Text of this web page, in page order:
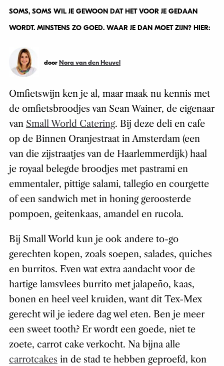
SOMS, SOMS WIL JE GEWOON DAT HET VOOR JE GEDAAN
WORDT. MINSTENS ZO GOED. WAAR JE DAN MOET ZIJN? HIER:
door Nora van den Heuvel
Omfietswijn ken je al, maar maak nu kennis met
de omfietsbroodjes van Sean Wainer, de eigenaar
van Small World Catering. Bij deze deli en cafe
op de Binnen Oranjestraat in Amsterdam (een
van die zijstraatjes van de Haarlemmerdijk) haal
je royaal belegde broodjes met pastrami en
emmentaler, pittige salami, tallegio en courgette
of een sandwich met in honing geroosterde
pompoen, geitenkaas, amandel en rucola.
Bij Small World kun je ook andere to-go
gerechten kopen, zoals soepen, salades, quiches
en burritos. Even wat extra aandacht voor de
hartige lamsvlees burrito met jalapeño, kaas,
bonen en heel veel kruiden, want dit Tex-Mex
gerecht wil je iedere dag wel eten. Ben je meer
een sweet tooth? Er wordt een goede, niet te
zoete, carrot cake verkocht. Na bijna alle
carrotcakes in de stad te hebben geproefd, kon